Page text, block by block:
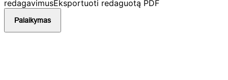
redagavimusEksportuoti redaguotą PDF
Palaikymas